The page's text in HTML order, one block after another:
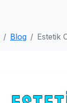
Blog Estetik